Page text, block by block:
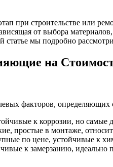
при строительстве или
от выбора
мы подробно
на
факторов,
к коррозии, но самые
простые в монтаже,
по цене, устойчивые к
к замерзанию, идеально